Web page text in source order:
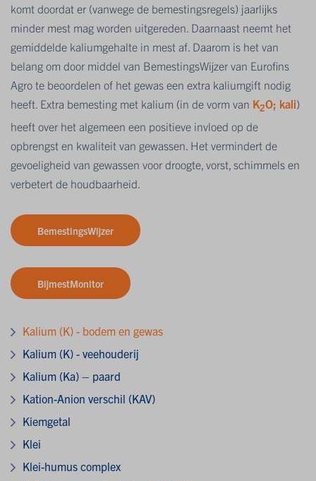
komt doordat er (vanwege de bemestingsregels) jaarlijks
minder mest mag worden uitgereden. Daarnaast neemt het
gemiddelde kaliumgehalte in mest af. Daarom is het van
belang om door middel van BemestingsWijzer van Eurofins
Agro te beoordelen of het gewas een extra kaliumgift nodig
heeft. Extra bemesting met kalium (in de vorm van K2O; kali)
heeft over het algemeen een positieve invloed op de
opbrengst en kwaliteit van gewassen. Het vermindert de
gevoeligheid van gewassen voor droogte, vorst, schimmels en
verbetert de houdbaarheid.
BemestingsWijzer
BijmestMonitor
Kalium (K) - bodem en gewas
Kalium (K) - veehouderij
Kalium (Ka) – paard
Kation-Anion verschil (KAV)
Kiemgetal
Klei
Klei-humus complex